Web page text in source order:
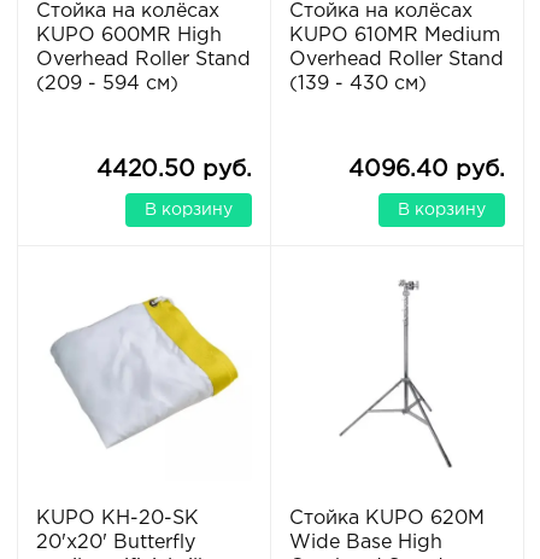
Стойка на колёсах
KUPO 600MR High
Overhead Roller Stand
(209 - 594 см)
4420.50 руб.
В корзину
Стойка на колёсах
KUPO 610MR Medium
Overhead Roller Stand
(139 - 430 см)
4096.40 руб.
В корзину
KUPO KH-20-SK
20'x20' Butterfly
Стойка KUPO 620M
Wide Base High